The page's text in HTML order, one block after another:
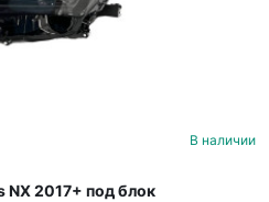
В наличии
NX 2017+ под блок